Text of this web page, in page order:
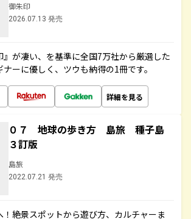
御朱印
2026.07.13 発売
』が凄い、を基準に全国7万社から厳選した
ーに優しく、ツウも納得の1冊です。
詳細を見る
０７ 地球の歩き方 島旅 種子島
３訂版
島旅
2022.07.21 発売
！絶景スポットから遊び方、カルチャーま